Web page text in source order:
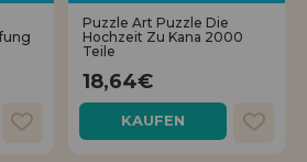
gewartet.
Puzzle Art Puzzle Die
Hochzeit Zu Kana 2000
Teile
18,64€
KAUFEN